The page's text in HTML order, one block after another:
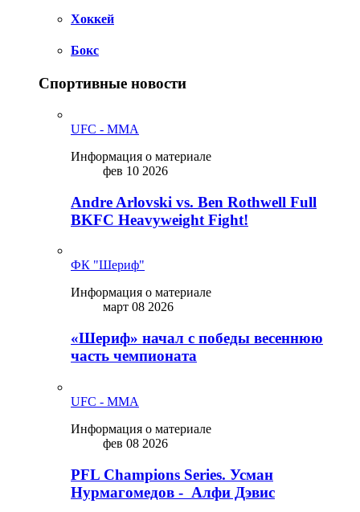
Хоккей
Бокс
Спортивные новости
UFC - MMA
Информация о материале
фев 10 2026
Andre Arlovski vs. Ben Rothwell Full
BKFC Heavyweight Fight!
ФК "Шериф"
Информация о материале
март 08 2026
«Шериф» начал с победы весеннюю
часть чемпионата
UFC - MMA
Информация о материале
фев 08 2026
PFL Champions Series. Усман
Нурмагомедов - Алфи Дэвис